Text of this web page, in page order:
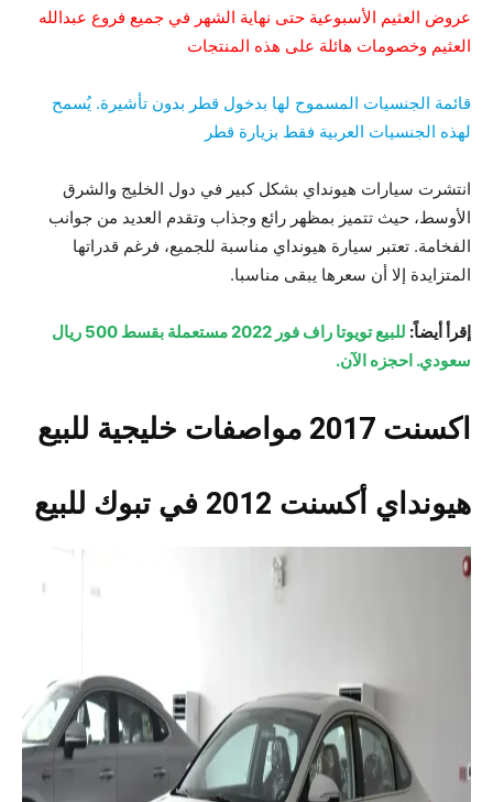
عروض العثيم الأسبوعية حتى نهاية الشهر في جميع فروع عبدالله
العثيم وخصومات هائلة على هذه المنتجات
قائمة الجنسيات المسموح لها بدخول قطر بدون تأشيرة. يُسمح
لهذه الجنسيات العربية فقط بزيارة قطر
انتشرت سيارات هيونداي بشكل كبير في دول الخليج والشرق
الأوسط، حيث تتميز بمظهر رائع وجذاب وتقدم العديد من جوانب
الفخامة. تعتبر سيارة هيونداي مناسبة للجميع، فرغم قدراتها
المتزايدة إلا أن سعرها يبقى مناسبا.
إقرأ أيضاً:
للبيع تويوتا راف فور 2022 مستعملة بقسط 500 ريال
سعودي. احجزه الآن.
اكسنت 2017 مواصفات خليجية للبيع
هيونداي أكسنت 2012 في تبوك للبيع